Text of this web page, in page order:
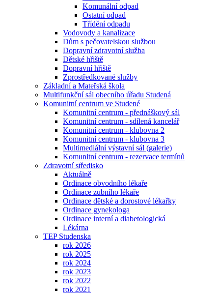
Komunální odpad
Ostatní odpad
Třídění odpadu
Vodovody a kanalizace
Dům s pečovatelskou službou
Dopravní zdravotní služba
Dětské hřiště
Dopravní hřiště
Zprostředkované služby
Základní a Mateřská škola
Multifunkční sál obecního úřadu Studená
Komunitní centrum ve Studené
Komunitní centrum - přednáškový sál
Komunitní centrum - sdílená kancelář
Komunitní centrum - klubovna 2
Komunitní centrum - klubovna 3
Multimediální výstavní sál (galerie)
Komunitní centrum - rezervace termínů
Zdravotní středisko
Aktuálně
Ordinace obvodního lékaře
Ordinace zubního lékaře
Ordinace dětské a dorostové lékařky
Ordinace gynekologa
Ordinace interní a diabetologická
Lékárna
TEP Studenska
rok 2026
rok 2025
rok 2024
rok 2023
rok 2022
rok 2021